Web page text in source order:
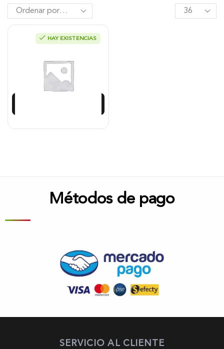
HAY EXISTENCIAS
Minipulidora Takima 4 1/2″ 750W,
$198.334
Métodos de pago
SERVICIO AL CLIENTE